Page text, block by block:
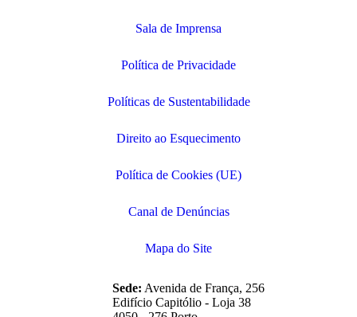
Sala de Imprensa
Política de Privacidade
Políticas de Sustentabilidade
Direito ao Esquecimento
Política de Cookies (UE)
Canal de Denúncias
Mapa do Site
Sede: Avenida de França, 256
Edifício Capitólio - Loja 38